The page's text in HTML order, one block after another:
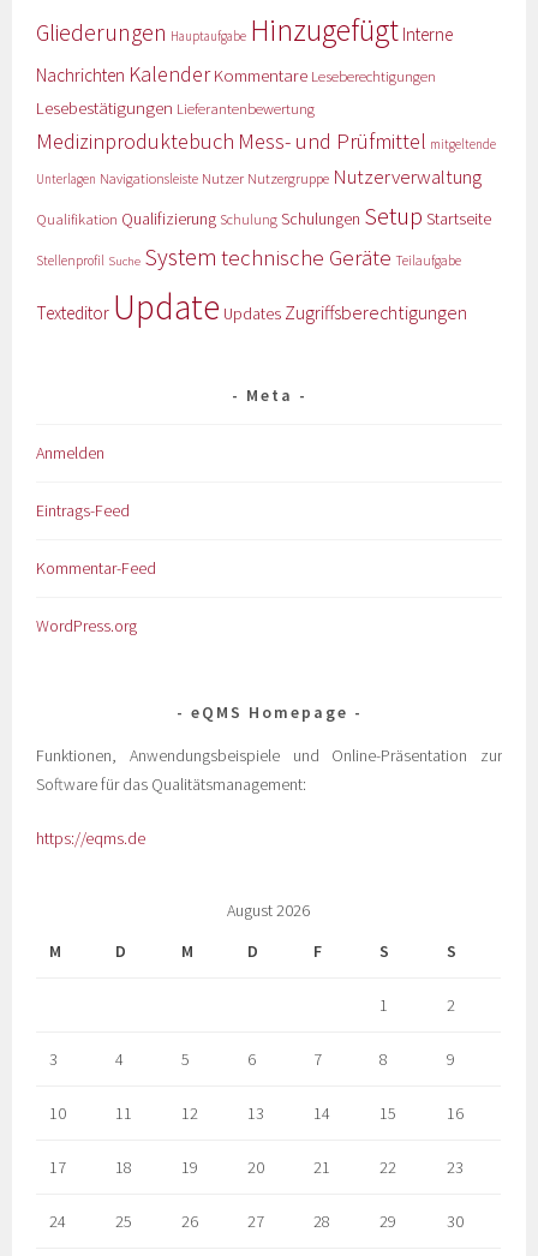
Gliederungen Hauptaufgabe Hinzugefügt Interne
Nachrichten KalenderKommentare Leseberechtigungen
Lesebestätigungen Lieferantenbewertung
Medizinproduktebuch Mess- und Prüfmittel mitgeltende
Unterlagen Navigationsleiste Nutzer Nutzergruppe Nutzerverwaltung
Qualifikation Qualifizierung Schulung Schulungen Setup Startseite
Stellenprofil Suche System technische Geräte Teilaufgabe
Texteditor Update Updates Zugriffsberechtigungen
Meta
Anmelden
Eintrags-Feed
Kommentar-Feed
WordPress.org
eQMS Homepage
Funktionen, Anwendungsbeispiele und Online-Präsentation zur
Software für das Qualitätsmanagement:
https://eqms.de
August 2026
M
D M D F S S
1 2
3 4 5 6 7 8 9
10 11 12 13 14 15 16
17 18 19 20 21 22 23
24 25 26 27 28 29 30